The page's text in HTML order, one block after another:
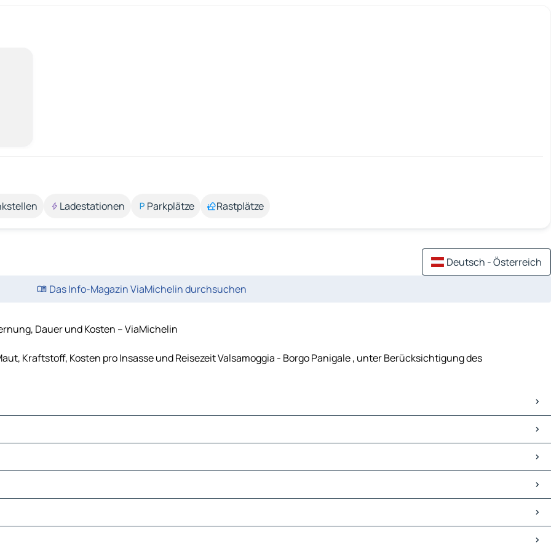
Ladestationen Parkplätze Rastplätze
Deutsch - Österreich
Das Info-Magazin ViaMichelin durchsuchen
Dauer und Kosten – ViaMichelin
Kraftstoff, Kosten pro Insasse und Reisezeit Valsamoggia - Borgo Panigale , unter Berücksichtigung des